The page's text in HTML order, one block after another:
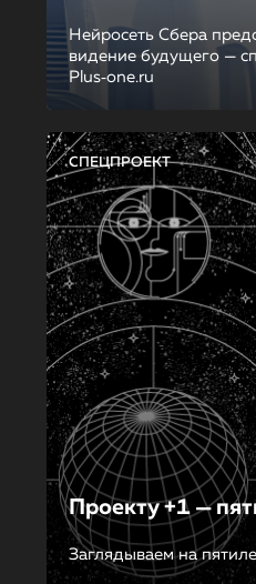
Нейросеть Сбера
видение будущего —
Plus‑one.ru
СПЕЦПРОЕКТ
Проекту +1 —
Заглядываем на